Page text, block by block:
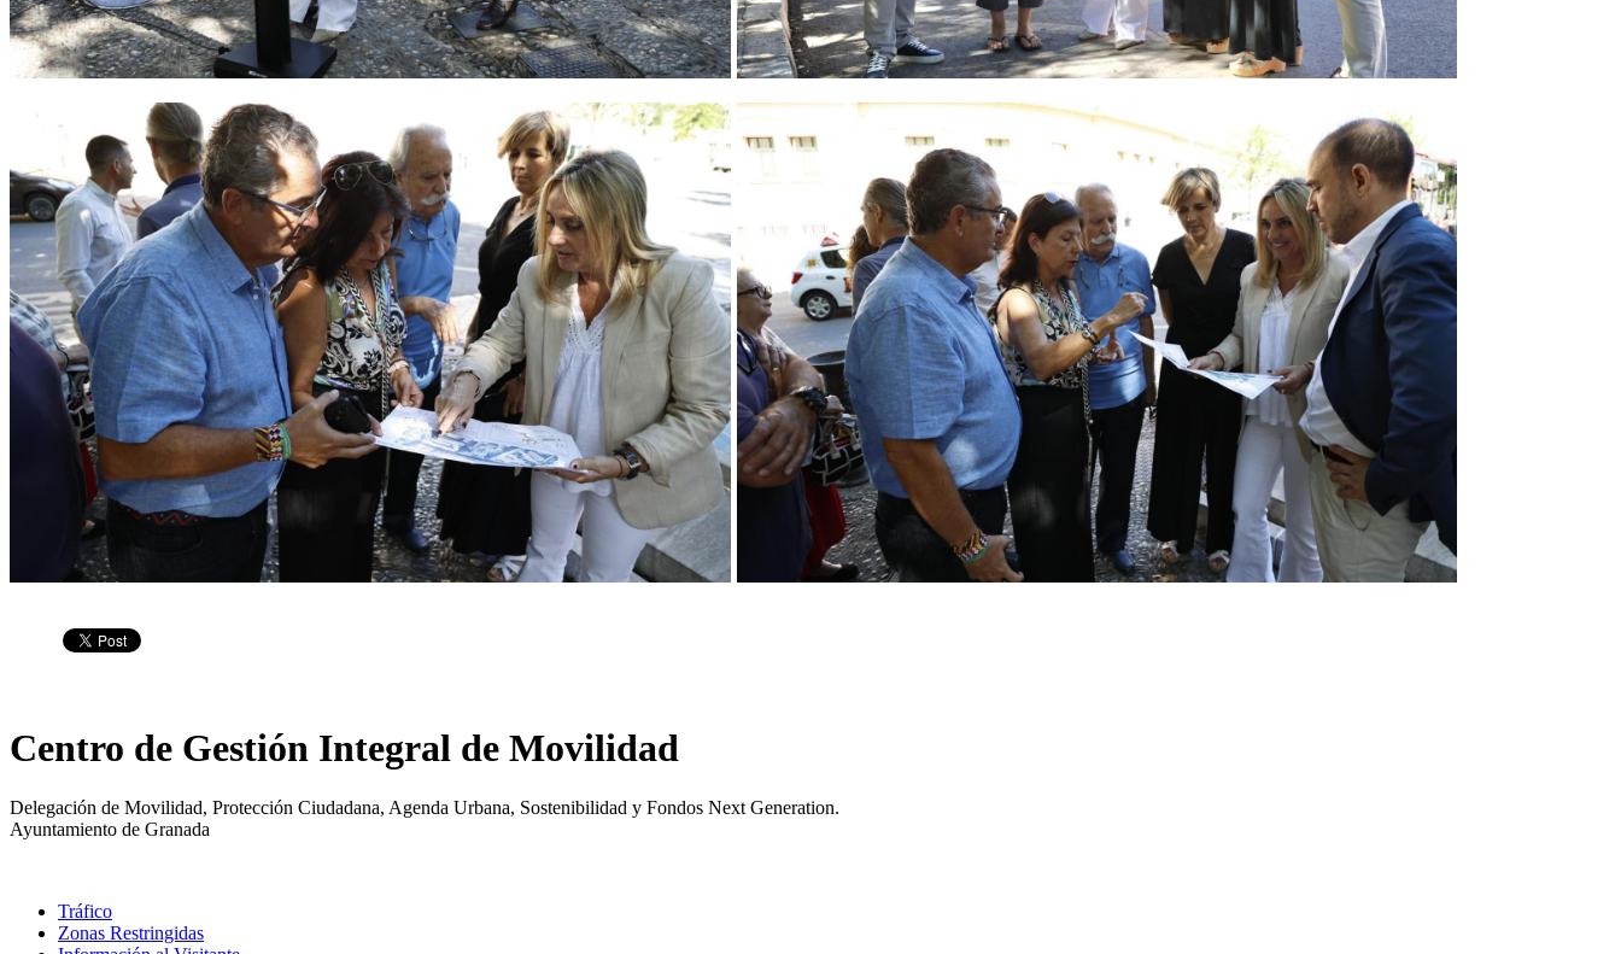
Centro de Gestión Integral de Movilidad
Delegación de Movilidad, Protección Ciudadana, Agenda Urbana, Sostenibilidad y Fondos Next Generation.
Ayuntamiento de Granada
Tráfico
Zonas Restringidas